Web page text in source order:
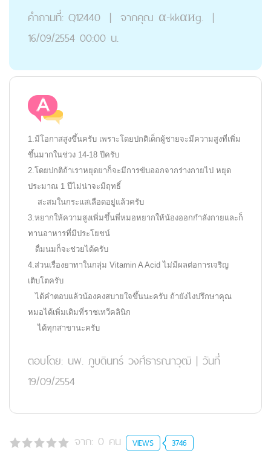
คำถามที่: Q12440 | จากคุณ α-kkαиg. |
16/09/2554 00:00 น.
1.มีโอกาสสูงขึ้นครับ เพราะโดยปกติเด็กผู้ชายจะมีความสูงที่เพิ่ม
ขึ้นมากในช่วง 14-18 ปีครับ
2.โดยปกติถ้าเราหยุดยาก็จะมีการขับออกจากร่างกายไป หยุด
ประมาณ 1 ปีไม่น่าจะมีฤทธิ์
สะสมในกระแสเลือดอยู่แล้วครับ
3.หยากให้ความสูงเพิ่มขึ้นพี่หมอหยากให้น้องออกกำลังกายและก็
ทานอาหารที่มีประโยชน์
ดื่มนมก็จะช่วยได้ครับ
4.ส่วนเรื่องยาทาในกลุ่ม Vitamin A Acid ไม่มีผลต่อการเจริญ
เติบโตครับ
ได้คำตอบแล้วน้องคงสบายใจขึ้นนะครับ ถ้ายังไงปรึกษาคุณ
หมอได้เพิ่มเติมที่ราชเทวีคลินิก
ได้ทุกสาขานะครับ
ตอบโดย: นพ. ภูบดินทร์ วงศ์ธารณาวุฒิ | วันที่
19/09/2554
จาก: 0 คน VIEWS 3746